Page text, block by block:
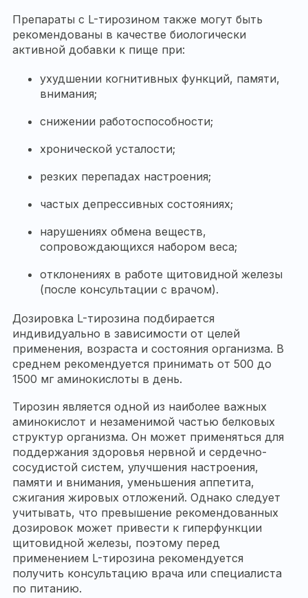
Препараты с L-тирозином также могут быть
рекомендованы в качестве биологически
активной добавки к пище при:
ухудшении когнитивных функций, памяти,
внимания;
снижении работоспособности;
хронической усталости;
резких перепадах настроения;
частых депрессивных состояниях;
нарушениях обмена веществ,
сопровождающихся набором веса;
отклонениях в работе щитовидной железы
(после консультации с врачом).
Дозировка L-тирозина подбирается
индивидуально в зависимости от целей
применения, возраста и состояния организма. В
среднем рекомендуется принимать от 500 до
1500 мг аминокислоты в день.
Тирозин является одной из наиболее важных
аминокислот и незаменимой частью белковых
структур организма. Он может применяться для
поддержания здоровья нервной и сердечно-
сосудистой систем, улучшения настроения,
памяти и внимания, уменьшения аппетита,
сжигания жировых отложений. Однако следует
учитывать, что превышение рекомендованных
дозировок может привести к гиперфункции
щитовидной железы, поэтому перед
применением L-тирозина рекомендуется
получить консультацию врача или специалиста
по питанию.